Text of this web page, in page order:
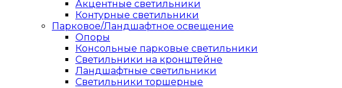
Акцентные светильники
Контурные светильники
Парковое/Ландшафтное освещение
Опоры
Консольные парковые светильники
Светильники на кронштейне
Ландшафтные светильники
Светильники торшерные